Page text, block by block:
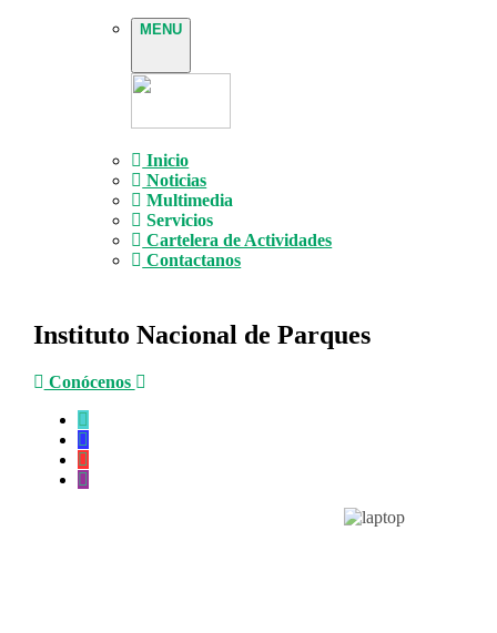
MENU
Inicio
Noticias
Multimedia
Servicios
Cartelera de Actividades
Contactanos
Instituto Nacional de Parques
Conócenos